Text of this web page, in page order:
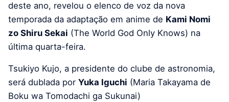
deste ano, revelou o elenco de voz da nova
temporada da adaptação em anime de Kami Nomi
zo Shiru Sekai (The World God Only Knows) na
última quarta-feira.
Tsukiyo Kujo, a presidente do clube de astronomia,
será dublada por Yuka Iguchi (Maria Takayama de
Boku wa Tomodachi ga Sukunai)